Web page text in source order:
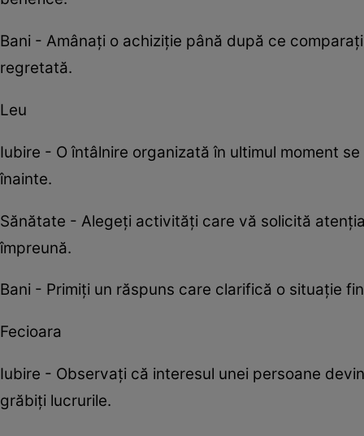
Bani - Amânați o achiziție până după ce
regretată.
Leu
Iubire - O întâlnire organizată în ultimul moment
înainte.
Sănătate - Alegeți activități care vă solicită
împreună.
Bani - Primiți un răspuns care clarifică o situație
Fecioara
Iubire - Observați că interesul unei persoane
grăbiți lucrurile.